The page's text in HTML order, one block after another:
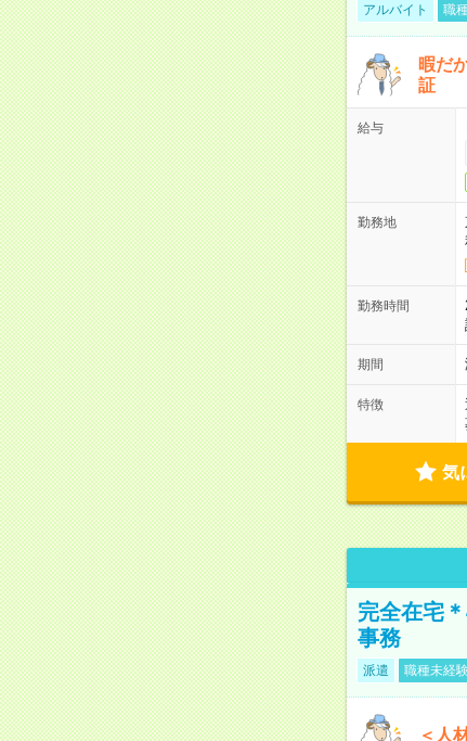
アルバイト 職
暇だ
証
給与
勤務地
勤務時間
期間
特徴
気
完全在宅
事務
派遣 職種未経
＜人